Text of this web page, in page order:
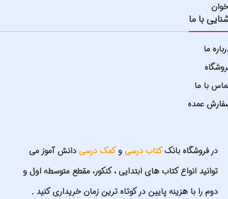
با ما
ما
با ما
عمده
در فروشگاه بانککتاب درسی وکمک درسی دانش آموز می
توانید انواع کتاب های ابتدایی ، کنکور، مقطع متوسطه اول و
دوم را با هزینه پایین در کوتاه ترین زمان خریداری کنید .